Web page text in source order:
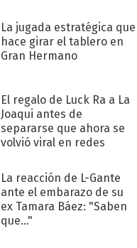
La jugada estratégica que
hace girar el tablero en
Gran Hermano
El regalo de Luck Ra a La
Joaqui antes de
separarse que ahora se
volvió viral en redes
La reacción de L-Gante
ante el embarazo de su
ex Tamara Báez: "Saben
que..."